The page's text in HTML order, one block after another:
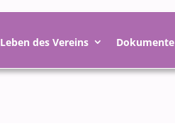
Leben des Vereins Dokumente